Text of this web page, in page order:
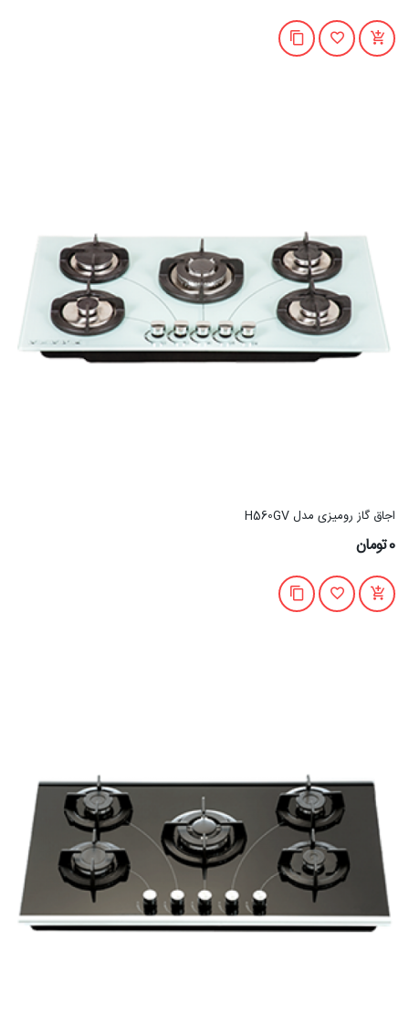
اجاق گاز رومیزی مدل H560GV
0تومان